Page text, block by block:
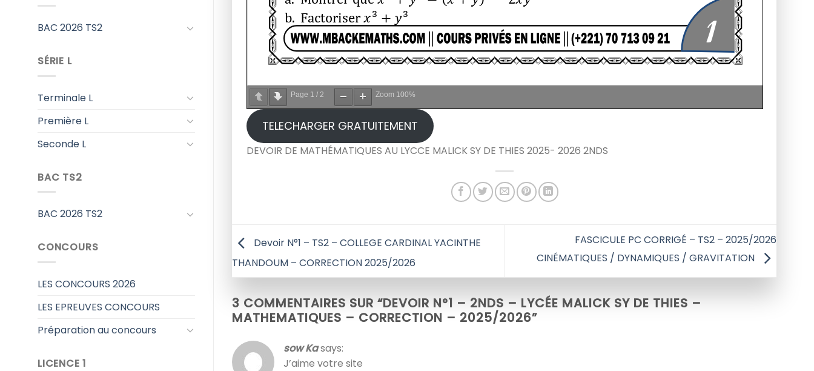
BAC 2026 TS2
SÉRIE L
Terminale L
Première L
Seconde L
BAC TS2
BAC 2026 TS2
CONCOURS
LES CONCOURS 2026
LES EPREUVES CONCOURS
Préparation au concours
LICENCE 1
Page 1 / 2 Zoom 100%
TELECHARGER GRATUITEMENT
DEVOIR DE MATHÉMATIQUES AU LYCCE MALICK SY DE THIES 2025- 2026 2NDS
Devoir N°1 – TS2 – COLLEGE CARDINAL YACINTHE
THANDOUM – CORRECTION 2025/2026
FASCICULE PC CORRIGÉ – TS2 – 2025/2026
CINÉMATIQUES / DYNAMIQUES / GRAVITATION
3 COMMENTAIRES SUR “DEVOIR N°1 – 2NDS – LYCÉE MALICK SY DE THIES –
MATHEMATIQUES – CORRECTION – 2025/2026”
sow Kasays:
J’aime votre site